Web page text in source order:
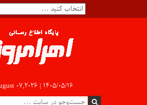
07,2026 | ۱۴۰۵/۰۵/۱۶